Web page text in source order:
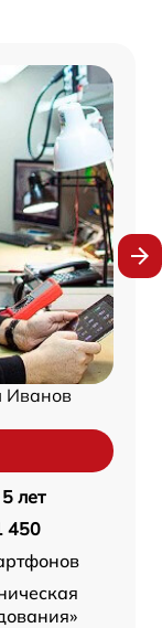
Иванов
5 лет
450